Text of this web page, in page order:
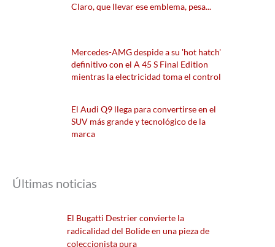
Claro, que llevar ese emblema, pesa...
Mercedes-AMG despide a su 'hot hatch'
definitivo con el A 45 S Final Edition
mientras la electricidad toma el control
El Audi Q9 llega para convertirse en el
SUV más grande y tecnológico de la
marca
Últimas noticias
El Bugatti Destrier convierte la
radicalidad del Bolide en una pieza de
coleccionista pura